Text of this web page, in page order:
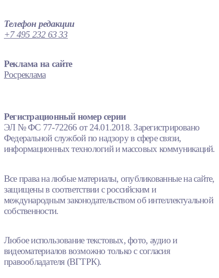
Телефон редакции
+7 495 232 63 33
Реклама на сайте
Росреклама
Регистрационный номер серии
ЭЛ № ФС 77-72266 от 24.01.2018. Зарегистрировано
Федеральной службой по надзору в сфере связи,
информационных технологий и массовых коммуникаций.
Все права на любые материалы, опубликованные на сайте,
защищены в соответствии с российским и
международным законодательством об интеллектуальной
собственности.
Любое использование текстовых, фото, аудио и
видеоматериалов возможно только с согласия
правообладателя (ВГТРК).